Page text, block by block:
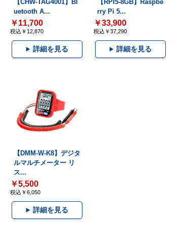
【CHW-TAG4001】Bl
uetooth A...
￥11,700
税込￥12,870
詳細を見る
【RPI5-8GB】Raspbe
rry Pi 5...
￥33,900
税込￥37,290
詳細を見る
【DMM-W-K8】デジタ
ルマルチメーター リ
ス...
￥5,500
税込￥6,050
詳細を見る